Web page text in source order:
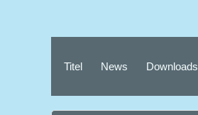
Titel News Downloads